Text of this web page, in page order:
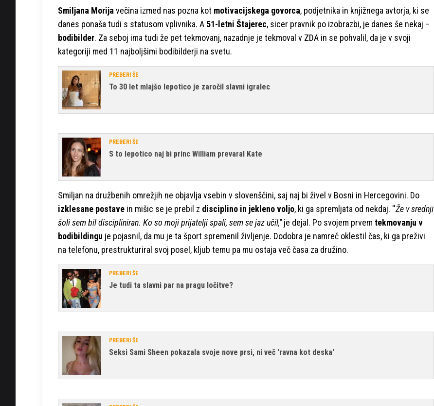
Smiljana Morija večina izmed nas pozna kot motivacijskega govorca, podjetnika in knjižnega avtorja, ki se
danes ponaša tudi s statusom vplivnika. A 51-letni Štajerec, sicer pravnik po izobrazbi, je danes še nekaj –
bodibilder. Za seboj ima tudi že pet tekmovanj, nazadnje je tekmoval v ZDA in se pohvalil, da je v svoji
kategoriji med 11 najboljšimi bodibilderji na svetu.
PREBERI ŠE
To 30 let mlajšo lepotico je zaročil slavni igralec
PREBERI ŠE
S to lepotico naj bi princ William prevaral Kate
Smiljan na družbenih omrežjih ne objavlja vsebin v slovenščini, saj naj bi živel v Bosni in Hercegovini. Do
izklesane postave in mišic se je prebil z disciplino in jekleno voljo, ki ga spremljata od nekdaj. ''Že v srednji
šoli sem bil discipliniran. Ko so moji prijatelji spali, sem se jaz učil,''je dejal. Po svojem prvem tekmovanju v
bodibildingu je pojasnil, da mu je ta šport spremenil življenje. Dodobra je namreč oklestil čas, ki ga preživi
na telefonu, prestrukturiral svoj posel, kljub temu pa mu ostaja več časa za družino.
PREBERI ŠE
Je tudi ta slavni par na pragu ločitve?
PREBERI ŠE
Seksi Sami Sheen pokazala svoje nove prsi, ni več 'ravna kot deska'